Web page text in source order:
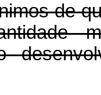
de